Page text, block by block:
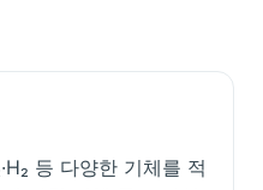
등 다양한 기체를 적